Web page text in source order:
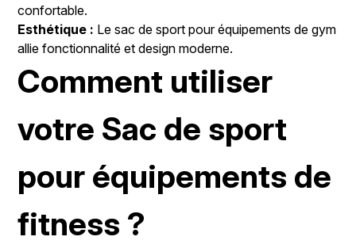
confortable.
Esthétique : Le sac de sport pour équipements de gym
allie fonctionnalité et design moderne.
Comment utiliser
votre Sac de sport
pour équipements de
fitness ?